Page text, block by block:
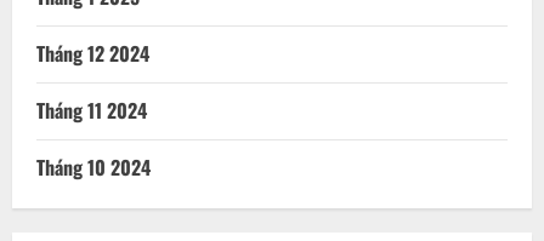
GIẢI TRÍ
GIÁO DỤC
HOA HẬU
KINH TẾ